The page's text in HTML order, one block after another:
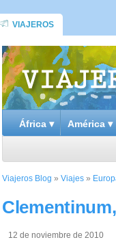
VIAJEROS
África ▾ América ▾
Viajeros Blog » Viajes »
12 de noviembre de 2010